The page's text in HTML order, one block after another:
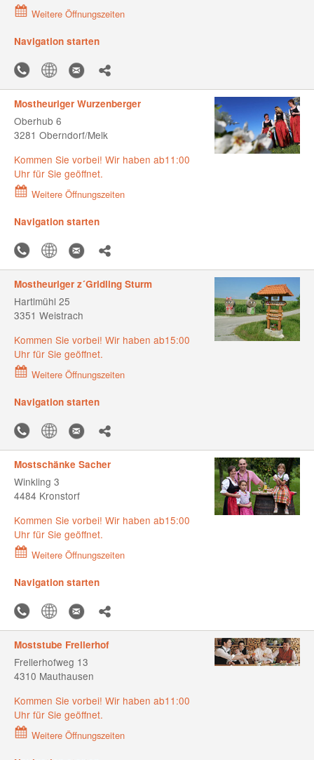
Weitere Öffnungszeiten
Navigation starten
Mostheuriger Wurzenberger
Oberhub 6
3281 Oberndorf/Melk
Kommen Sie vorbei! Wir haben ab11:00
Uhr für Sie geöffnet.
Weitere Öffnungszeiten
Navigation starten
Mostheuriger z´Gridling Sturm
Hartlmühl 25
3351 Weistrach
Kommen Sie vorbei! Wir haben ab15:00
Uhr für Sie geöffnet.
Weitere Öffnungszeiten
Navigation starten
Mostschänke Sacher
Winkling 3
4484 Kronstorf
Kommen Sie vorbei! Wir haben ab15:00
Uhr für Sie geöffnet.
Weitere Öffnungszeiten
Navigation starten
Moststube Frellerhof
Frellerhofweg 13
4310 Mauthausen
Kommen Sie vorbei! Wir haben ab11:00
Uhr für Sie geöffnet.
Weitere Öffnungszeiten